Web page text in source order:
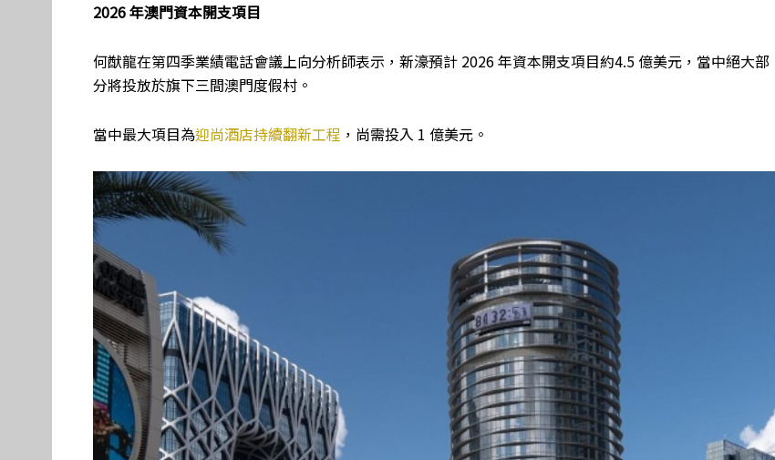
2026年澳門資本開支項目
何猷龍在第四季業績電話會議上向分析師表示，新濠預計 2026 年資本開支項目約4.5 億美元，當中絕大部
分將投放於旗下三間澳門度假村。
當中最大項目為迎尚酒店持續翻新工程 ，尚需投入 1 億美元。